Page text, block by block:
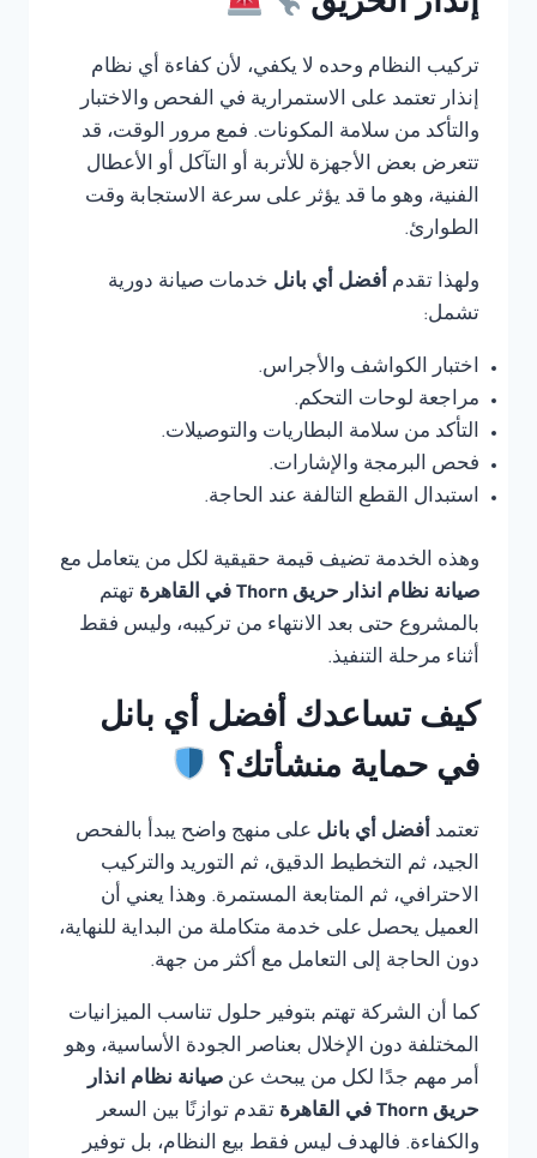
إنذار الحريق
تركيب النظام وحده لا يكفي، لأن كفاءة أي نظام
إنذار تعتمد على الاستمرارية في الفحص والاختبار
والتأكد من سلامة المكونات. فمع مرور الوقت، قد
تتعرض بعض الأجهزة للأتربة أو التآكل أو الأعطال
الفنية، وهو ما قد يؤثر على سرعة الاستجابة وقت
الطوارئ.
ولهذا تقدم أفضل أي بانل خدمات صيانة دورية
تشمل:
اختبار الكواشف والأجراس.
مراجعة لوحات التحكم.
التأكد من سلامة البطاريات والتوصيلات.
فحص البرمجة والإشارات.
استبدال القطع التالفة عند الحاجة.
وهذه الخدمة تضيف قيمة حقيقية لكل من يتعامل مع
صيانة نظام انذار حريق Thorn في القاهرة
تهتم
بالمشروع حتى بعد الانتهاء من تركيبه، وليس فقط
أثناء مرحلة التنفيذ.
كيف تساعدك أفضل أي بانل
في حماية منشأتك؟
تعتمد أفضل أي بانل على منهج واضح يبدأ بالفحص
الجيد، ثم التخطيط الدقيق، ثم التوريد والتركيب
الاحترافي، ثم المتابعة المستمرة. وهذا يعني أن
العميل يحصل على خدمة متكاملة من البداية للنهاية،
دون الحاجة إلى التعامل مع أكثر من جهة.
كما أن الشركة تهتم بتوفير حلول تناسب الميزانيات
المختلفة دون الإخلال بعناصر الجودة الأساسية، وهو
أمر مهم جدًا لكل من يبحث عن صيانة نظام انذار
حريق Thorn في القاهرة
تقدم توازنًا بين السعر
والكفاءة. فالهدف ليس فقط بيع النظام، بل توفير